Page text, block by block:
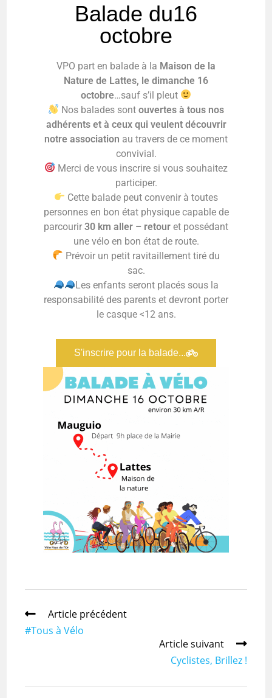
Balade du16
octobre
VPO part en balade à la Maison de la
Nature de Lattes, le dimanche 16
octobre…sauf s’il pleut
Nos balades sontouvertes à tous nos
adhérents et à ceux qui veulent découvrir
notre association au travers de ce moment
convivial.
Merci de vous inscrire si vous souhaitez
participer.
Cette balade peut convenir à toutes
personnes en bon état physique capable de
parcourir 30 km aller – retour et possédant
une vélo en bon état de route.
Prévoir un petit ravitaillement tiré du
sac.
Les enfants seront placés sous la
responsabilité des parents et devront porter
le casque <12 ans.
S'inscrire pour la balade...
Article précédent
#Tous à Vélo
Article suivant
Cyclistes, Brillez !